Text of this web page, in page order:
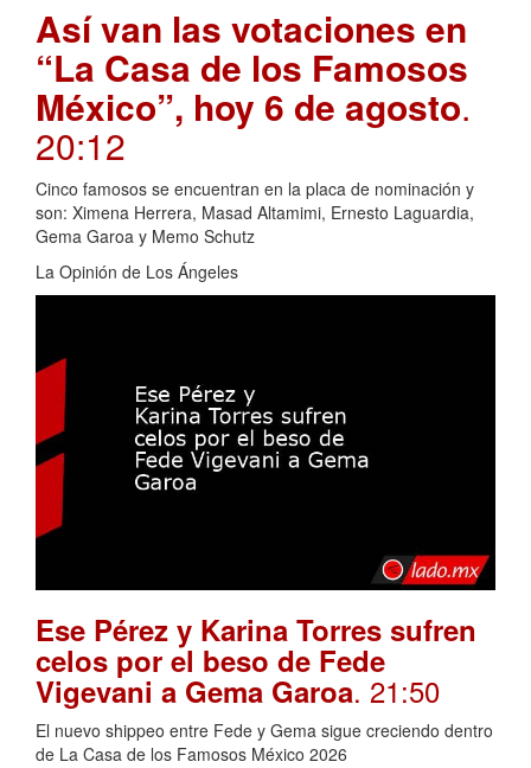
Así van las votaciones en
“La Casa de los Famosos
México”, hoy 6 de agosto.
20:12
Cinco famosos se encuentran en la placa de nominación y
son: Ximena Herrera, Masad Altamimi, Ernesto Laguardia,
Gema Garoa y Memo Schutz
La Opinión de Los Ángeles
Ese Pérez y Karina Torres sufren
celos por el beso de Fede
Vigevani a Gema Garoa. 21:50
El nuevo shippeo entre Fede y Gema sigue creciendo dentro
de La Casa de los Famosos México 2026